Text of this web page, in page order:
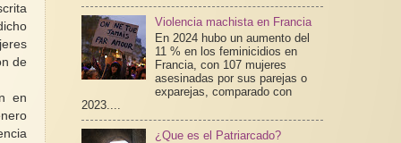
de
en
Violencia machista en Francia
En 2024 hubo un aumento del
11 % en los feminicidios en
Francia, con 107 mujeres
asesinadas por sus parejas o
exparejas, comparado con
2023....
¿Que es el Patriarcado?